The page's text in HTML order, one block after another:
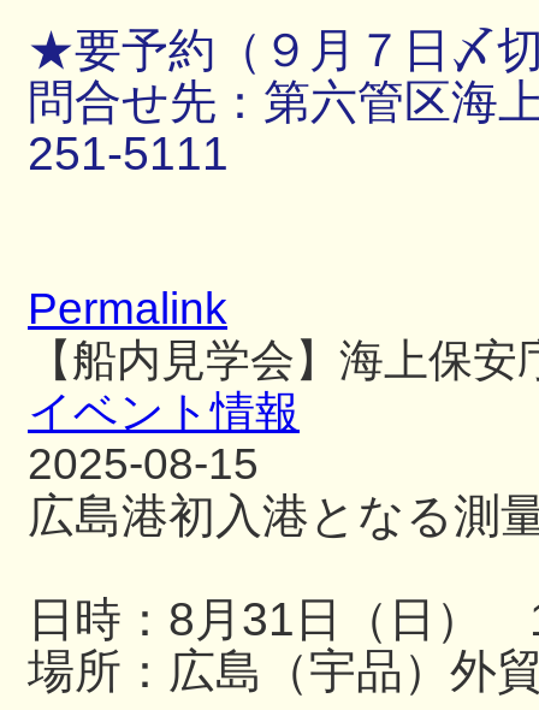
★要予約（９月７日〆
問合せ先：第六管区海
251-5111
Permalink
【船内見学会】海上保
イベント情報
2025-08-15
広島港初入港となる測
日時：8月31日（日）
場所：広島（宇品）外